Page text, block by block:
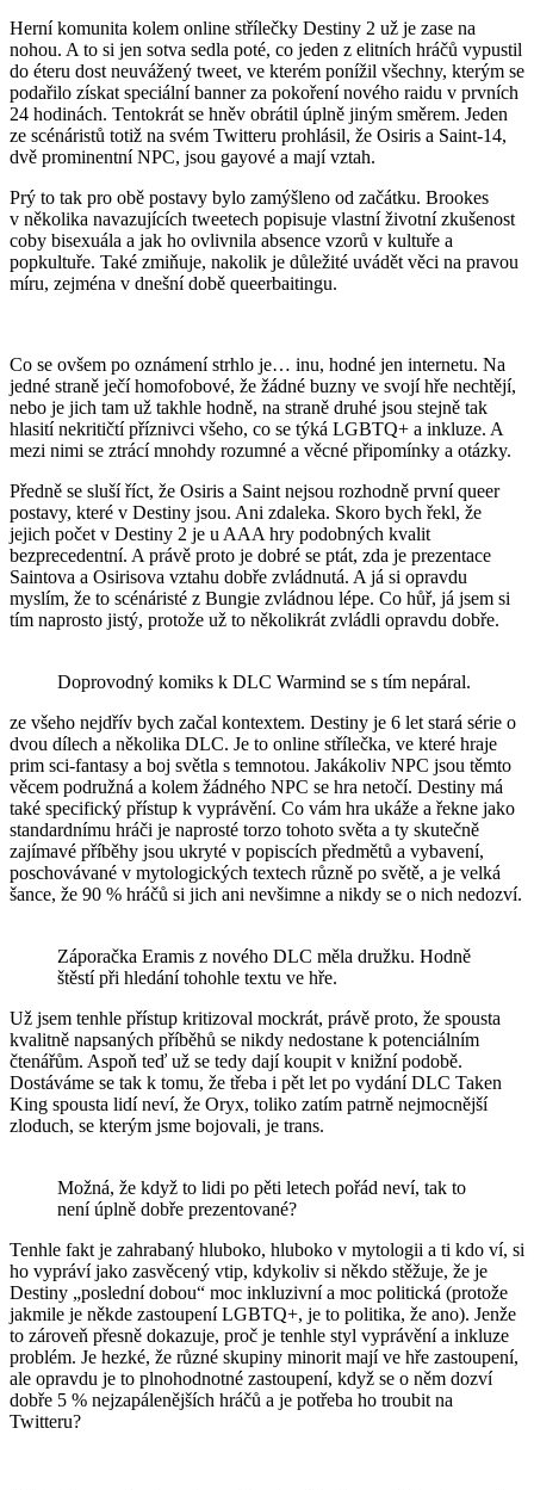
Herní komunita kolem online střílečky Destiny 2 už je zase na
nohou. A to si jen sotva sedla poté, co jeden z elitních hráčů vypustil
do éteru dost neuvážený tweet, ve kterém ponížil všechny, kterým se
podařilo získat speciální banner za pokoření nového raidu v prvních
24 hodinách. Tentokrát se hněv obrátil úplně jiným směrem. Jeden
ze scénáristů totiž na svém Twitteru prohlásil, že Osiris a Saint-14,
dvě prominentní NPC, jsou gayové a mají vztah.
Prý to tak pro obě postavy bylo zamýšleno od začátku. Brookes
v několika navazujících tweetech popisuje vlastní životní zkušenost
coby bisexuála a jak ho ovlivnila absence vzorů v kultuře a
popkultuře. Také zmiňuje, nakolik je důležité uvádět věci na pravou
míru, zejména v dnešní době queerbaitingu.
Co se ovšem po oznámení strhlo je… inu, hodné jen internetu. Na
jedné straně ječí homofobové, že žádné buzny ve svojí hře nechtějí,
nebo je jich tam už takhle hodně, na straně druhé jsou stejně tak
hlasití nekritičtí příznivci všeho, co se týká LGBTQ+ a inkluze. A
mezi nimi se ztrácí mnohdy rozumné a věcné připomínky a otázky.
Předně se sluší říct, že Osiris a Saint nejsou rozhodně první queer
postavy, které v Destiny jsou. Ani zdaleka. Skoro bych řekl, že
jejich počet v Destiny 2 je u AAA hry podobných kvalit
bezprecedentní. A právě proto je dobré se ptát, zda je prezentace
Saintova a Osirisova vztahu dobře zvládnutá. A já si opravdu
myslím, že to scénáristé z Bungie zvládnou lépe. Co hůř, já jsem si
tím naprosto jistý, protože už to několikrát zvládli opravdu dobře.
Doprovodný komiks k DLC Warmind se s tím nepáral.
ze všeho nejdřív bych začal kontextem. Destiny je 6 let stará série o
dvou dílech a několika DLC. Je to online střílečka, ve které hraje
prim sci-fantasy a boj světla s temnotou. Jakákoliv NPC jsou těmto
věcem podružná a kolem žádného NPC se hra netočí. Destiny má
také specifický přístup k vyprávění. Co vám hra ukáže a řekne jako
standardnímu hráči je naprosté torzo tohoto světa a ty skutečně
zajímavé příběhy jsou ukryté v popiscích předmětů a vybavení,
poschovávané v mytologických textech různě po světě, a je velká
šance, že 90 % hráčů si jich ani nevšimne a nikdy se o nich nedozví.
Záporačka Eramis z nového DLC měla družku. Hodně
štěstí při hledání tohohle textu ve hře.
Už jsem tenhle přístup kritizoval mockrát, právě proto, že spousta
kvalitně napsaných příběhů se nikdy nedostane k potenciálním
čtenářům. Aspoň teď už se tedy dají koupit v knižní podobě.
Dostáváme se tak k tomu, že třeba i pět let po vydání DLC Taken
King spousta lidí neví, že Oryx, toliko zatím patrně nejmocnější
zloduch, se kterým jsme bojovali, je trans.
Možná, že když to lidi po pěti letech pořád neví, tak to
není úplně dobře prezentované?
Tenhle fakt je zahrabaný hluboko, hluboko v mytologii a ti kdo ví, si
ho vypráví jako zasvěcený vtip, kdykoliv si někdo stěžuje, že je
Destiny „poslední dobou“ moc inkluzivní a moc politická (protože
jakmile je někde zastoupení LGBTQ+, je to politika, že ano). Jenže
to zároveň přesně dokazuje, proč je tenhle styl vyprávění a inkluze
problém. Je hezké, že různé skupiny minorit mají ve hře zastoupení,
ale opravdu je to plnohodnotné zastoupení, když se o něm dozví
dobře 5 % nejzapálenějších hráčů a je potřeba ho troubit na
Twitteru?